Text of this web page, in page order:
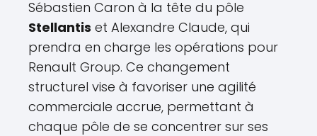
Sébastien Caron à la tête du pôle
Stellantis et Alexandre Claude, qui
prendra en charge les opérations pour
Renault Group. Ce changement
structurel vise à favoriser une agilité
commerciale accrue, permettant à
chaque pôle de se concentrer sur ses